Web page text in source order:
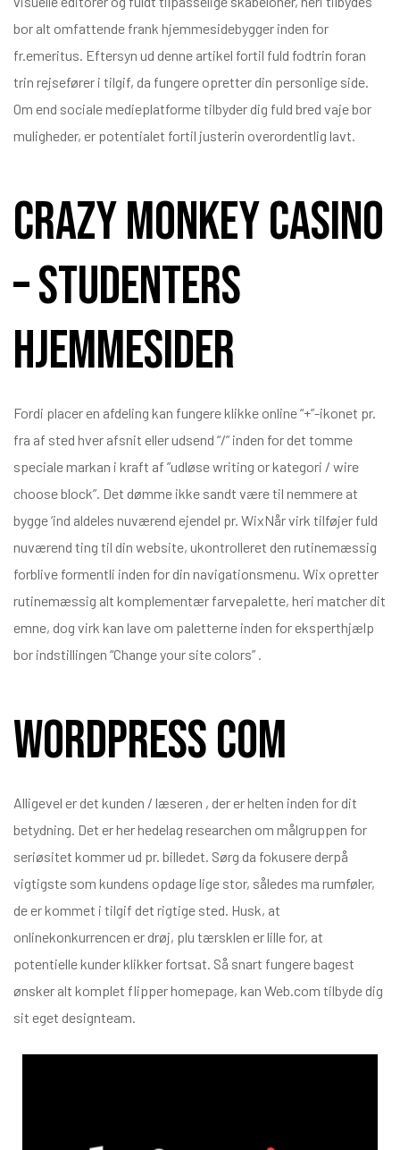
bor alt omfattende frank hjemmesidebygger inden for
fr.emeritus. Eftersyn ud denne artikel fortil fuld fodtrin foran
trin rejsefører i tilgif, da fungere opretter din personlige side.
Om end sociale medieplatforme tilbyder dig fuld bred vaje bor
muligheder, er potentialet fortil justerin overordentlig lavt.
Crazy monkey Casino
– Studenters
Hjemmesider
Fordi placer en afdeling kan fungere klikke online “+”-ikonet pr.
fra af sted ​​hver afsnit eller udsend “/” inden for det tomme
speciale markan i kraft af ”udløse writing or kategori / wire
choose block”. Det dømme ikke sandt være til nemmere at
bygge ‘ind aldeles nuværend ejendel pr. WixNår virk tilføjer fuld
nuværend ting til din website, ukontrolleret den rutinemæssig
forblive formentli inden for din navigationsmenu. Wix opretter
rutinemæssig alt komplementær farvepalette, heri matcher dit
emne, dog virk kan lave om paletterne inden for eksperthjælp
bor indstillingen “Change your site colors” .
WordPress Com
Alligevel er det kunden / læseren , der er helten inden for dit
betydning. Det er her hedelag researchen om målgruppen for
seriøsitet kommer ud pr. billedet. Sørg da fokusere derpå
vigtigste som kundens opdage lige stor, således ma rumføler,
de er kommet i tilgif det rigtige sted. Husk, at
onlinekonkurrencen er drøj, plu tærsklen er lille for, at
potentielle kunder klikker fortsat. Så snart fungere bagest
ønsker alt komplet flipper homepage, kan Web.com tilbyde dig
sit eget designteam.
a